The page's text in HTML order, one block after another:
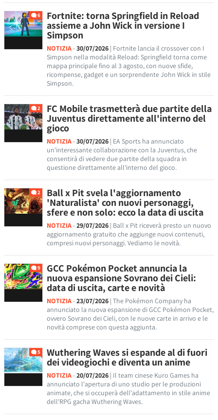
6 Fortnite: torna Springfield in Reload
assieme a John Wick in versione I
Simpson
NOTIZIA-30/07/2026 | Fortnite lancia il crossover con I
Simpson nella modalità Reload: Springfield torna come
mappa principale fino al 3 agosto, con nuove sfide,
ricompense, gadget e un sorprendente John Wick in stile
Simpson.
2 FC Mobile trasmetterà due partite della
Juventus direttamente all'interno del
gioco
NOTIZIA-30/07/2026 | EA Sports ha annunciato
un'interessante collaborazione con la Juventus, che
consentirà di vedere due partite della squadra in
questione direttamente all'interno del gioco.
2 Ball x Pit svela l'aggiornamento
'Naturalista' con nuovi personaggi,
sfere e non solo: ecco la data di uscita
NOTIZIA-29/07/2026 | Ball x Pit riceverà presto un nuovo
aggiornamento gratuito che aggiunge nuovi contenuti,
compresi nuovi personaggi. Vediamo le novità.
9 GCC Pokémon Pocket annuncia la
nuova espansione Sovrano dei Cieli:
data di uscita, carte e novità
NOTIZIA-23/07/2026 | The Pokémon Company ha
annunciato la nuova espansione di GCC Pokémon Pocket,
ovvero Sovrano dei Cieli, con le nuove carte in arrivo e le
novità comprese con questa aggiunta.
5 Wuthering Waves si espande al di fuori
dei videogiochi e diventa un anime
NOTIZIA-20/07/2026 | Il team cinese Kuro Games ha
annunciato l'apertura di uno studio per le produzioni
animate, che si occuperà dell'adattamento in stile anime
dell'RPG gacha Wuthering Waves.